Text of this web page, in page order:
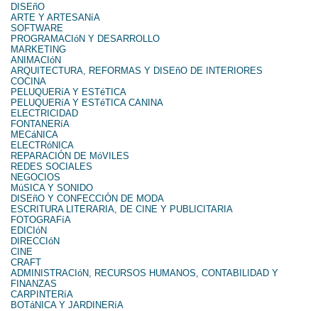
DISEñO
ARTE Y ARTESANíA
SOFTWARE
PROGRAMACIóN Y DESARROLLO
MARKETING
ANIMACIóN
ARQUITECTURA, REFORMAS Y DISEñO DE INTERIORES
COCINA
PELUQUERíA Y ESTéTICA
PELUQUERíA Y ESTéTICA CANINA
ELECTRICIDAD
FONTANERíA
MECáNICA
ELECTRóNICA
REPARACIÓN DE MóVILES
REDES SOCIALES
NEGOCIOS
MúSICA Y SONIDO
DISEñO Y CONFECCIÓN DE MODA
ESCRITURA LITERARIA, DE CINE Y PUBLICITARIA
FOTOGRAFíA
EDICIóN
DIRECCIóN
CINE
CRAFT
ADMINISTRACIóN, RECURSOS HUMANOS, CONTABILIDAD Y
FINANZAS
CARPINTERíA
BOTáNICA Y JARDINERíA